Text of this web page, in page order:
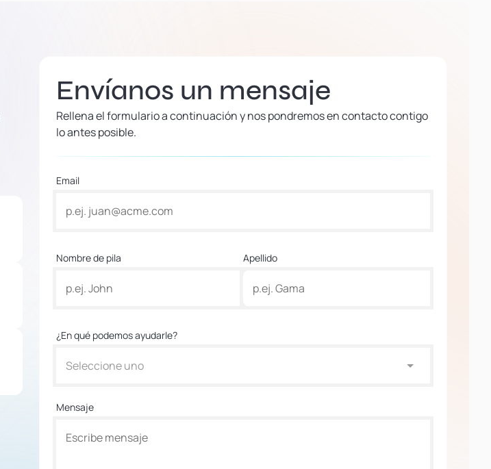
Envíanos un mensaje
Rellena el formulario a continuación y nos pondremos en contacto contigo
lo antes posible.
Email
Nombre de pila Apellido
¿En qué podemos ayudarle?
Seleccione uno
Mensaje